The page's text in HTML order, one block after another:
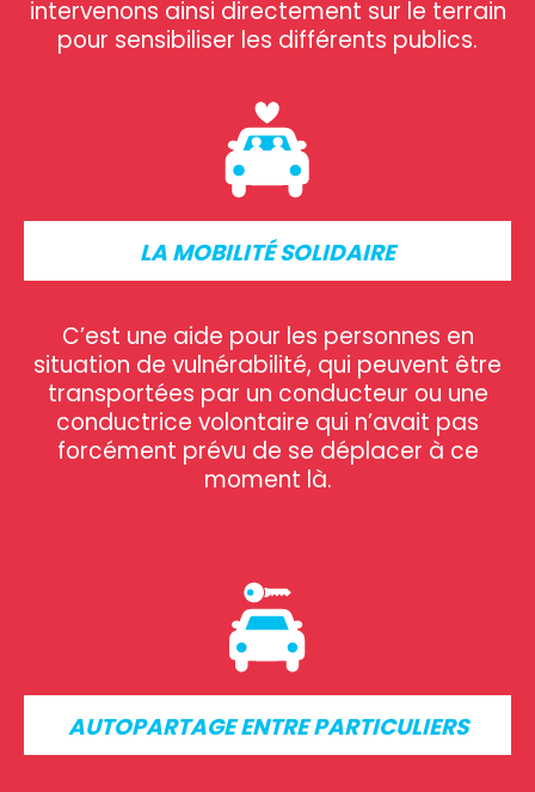
intervenons ainsi directement sur le terrain
pour sensibiliser les différents publics.
LA MOBILITÉ SOLIDAIRE
C’est une aide pour les personnes en
situation de vulnérabilité, qui peuvent être
transportées par un conducteur ou une
conductrice volontaire qui n’avait pas
forcément prévu de se déplacer à ce
moment là.
AUTOPARTAGE ENTRE PARTICULIERS